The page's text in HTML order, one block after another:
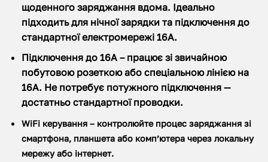
щоденного заряджання вдома. Ідеально
підходить для нічної зарядки та підключення до
стандартної електромережі 16А.
Підключення до 16А – працює зі звичайною
побутовою розеткою або спеціальною лінією на
16А. Не потребує потужного підключення —
достатньо стандартної проводки.
WiFi керування – контролюйте процес заряджання зі
смартфона, планшета або комп’ютера через локальну
мережу або інтернет.